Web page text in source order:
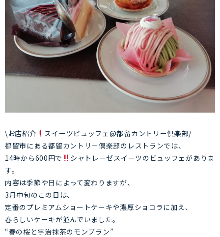
\お店紹介
スイーツビュッフェ@都留カントリー倶楽部/
都留市にある都留カントリー倶楽部のレストランでは、
14時から600円で
シャトレーゼスイーツのビュッフェがありま
す。
内容は季節や日によって変わりますが、
3月中旬のこの日は、
定番のプレミアムショートケーキや濃厚ショコラに加え、
春らしいケーキが並んでいました。
“春の桜と宇治抹茶のモンブラン”